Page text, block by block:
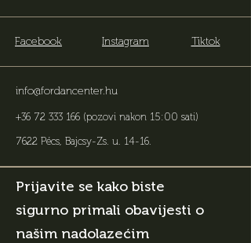
Facebook Instagram Tiktok
info@fordancenter.hu
+36 72 333 166 (pozovi nakon 15:00 sati)
7622 Pécs, Bajcsy-Zs. u. 14-16.
Prijavite se kako biste
sigurno primali obavijesti o
našim nadolazećim